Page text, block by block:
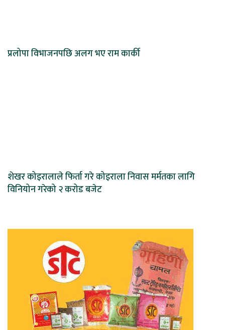
प्रलोपा विभाजनपछि अलग भए राम कार्की
शेखर कोइरालाले फिर्ता गरे कोइराला निवास मर्मतका लागि
विनियोन गरेको २ करोड बजेट